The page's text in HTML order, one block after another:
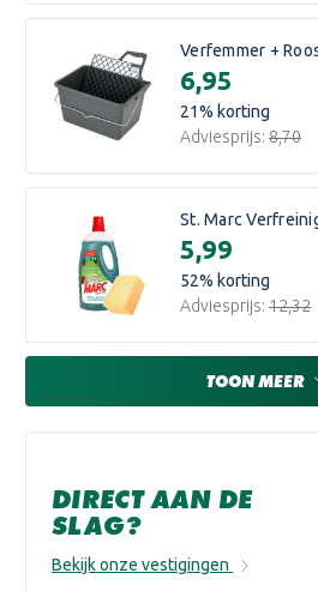
Verfemmer +
€6,95
21% korting
Adviesprijs: €8,70
St. Marc
€5,99
52% korting
Adviesprijs: €12,32
TOON MEER
DIRECT AAN DE
SLAG?
Bekijk onze vestigingen